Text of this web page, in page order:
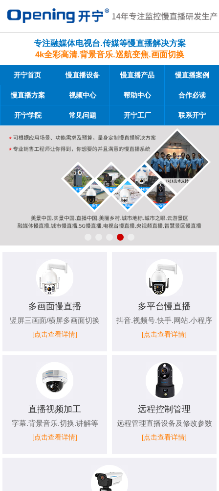
专注融媒体电视台.传媒等慢直播解决方案
4k全彩高清.背景音乐.巡航变焦.画面切换
开宁首页 慢直播设备 慢直播产品 慢直播案例
慢直播方案 视频中心 帮助中心 合作必读
开宁学院 常见问题 开宁工厂 联系开宁
多画面慢直播
竖屏三画面/横屏多画面切换
[点击查看详情]
多平台慢直播
抖音.视频号.快手.网站.小程序
[点击查看详情]
直播视频加工
字幕.背景音乐.切换.讲解等
[点击查看详情]
远程控制管理
远程管理直播设备及修改参数
[点击查看详情]